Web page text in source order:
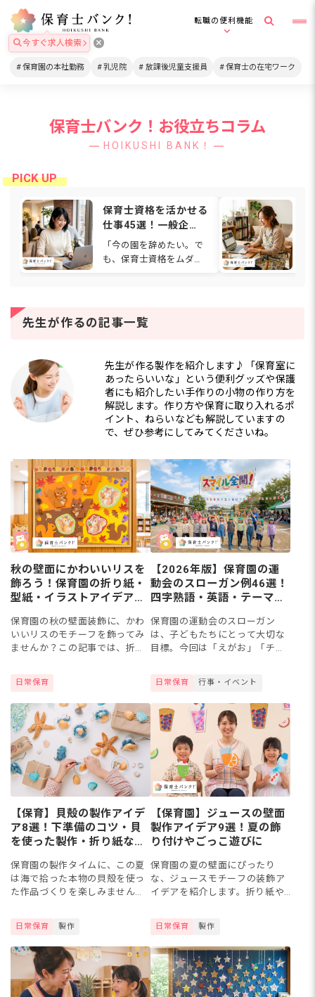
転職の便利機能
今すぐ求人検索
保育園の本社勤務 乳児院 放課後児童支援員 保育士の在宅ワーク
保育士バンク！お役立ちコラム
HOIKUSHI BANK！
保育士資格を活かせる
仕事45選！一般企
業・在宅・福祉など働
ける場所を解説
「今の園を辞めたい。で
も、保育士資格をムダに
の道を考える保育士さん
は少なくありません。保
先生が作るの記事一覧
先生が作る製作を紹介します♪「保育室に
あったらいいな」という便利グッズや保護
者にも紹介したい手作りの小物の作り方を
解説します。作り方や保育に取り入れるポ
イント、ねらいなども解説していますの
で、ぜひ参考にしてみてくださいね。
秋の壁面にかわいいリスを
飾ろう！保育園の折り紙・
型紙・イラストアイデア
保育園の秋の壁面装飾に、かわ
いいリスのモチーフを飾ってみ
ませんか？この記事では、折り
簡単なリスの描き方、そして廃
材やフェルトを使った手触りの
楽し...
日常保育
【2026年版】保育園の運
動会のスローガン例46選！
四字熟語・英語・テーマ別
保育園の運動会のスローガン
は、子どもたちにとって大切な
目標。今回は「えがお」「チー
ガンのアイデア例を紹介しま
す。子どもたちが目標を目指し
て頑...
日常保育 行事・イベント
【保育】貝殻の製作アイデ
ア8選！下準備のコツ・貝
を使った製作・折り紙など
保育園の製作タイムに、この夏
は海で拾った本物の貝殻を使っ
た作品づくりを楽しみません
安全に製作できます。この記事
では、拾った貝殻で作るペン立
てやア...
日常保育 製作
【保育園】ジュースの壁面
製作アイデア9選！夏の飾
り付けやごっこ遊びに
保育園の夏の壁面にぴったり
な、ジュースモチーフの装飾ア
イデアを紹介します。折り紙や
ースを平面で手軽に作れます
よ。壁一面をジューススタンド
に見立て...
日常保育 製作